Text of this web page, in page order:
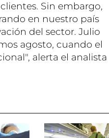
Sin embargo,
en nuestro país
del sector. Julio
agosto, cuando el
alerta el analista